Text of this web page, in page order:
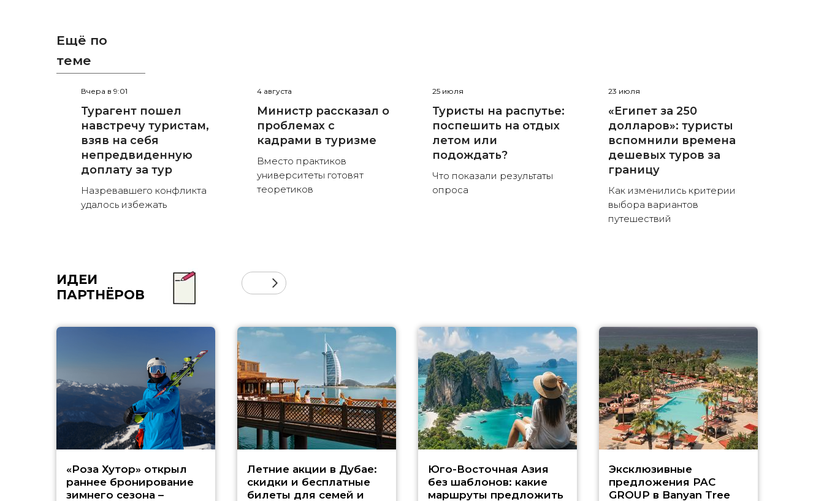
Ещё по
теме
Вчера в 9:01
Турагент пошел
навстречу туристам,
взяв на себя
непредвиденную
доплату за тур
Назревавшего конфликта
удалось избежать
4 августа
Министр рассказал о
проблемах с
кадрами в туризме
Вместо практиков
университеты готовят
теоретиков
25 июля
Туристы на распутье:
поспешить на отдых
летом или
подождать?
Что показали результаты
опроса
23 июля
«Египет за 250
долларов»: туристы
вспомнили времена
дешевых туров за
границу
Как изменились критерии
выбора вариантов
путешествий
ИДЕИ
ПАРТНЁРОВ
«Роза Хутор» открыл
раннее бронирование
зимнего сезона –
Летние акции в Дубае:
скидки и бесплатные
билеты для семей и
Юго-Восточная Азия
без шаблонов: какие
маршруты предложить
Эксклюзивные
предложения PAC
GROUP в Banyan Tree